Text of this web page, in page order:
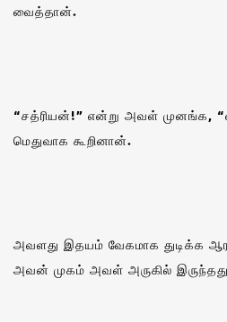
வைத்தான்.
“சத்ரியன்!” என்று அவள் முனங்க,
மெதுவாக கூறினான்.
அவளது இதயம் வேகமாக துடிக்க
அவன் முகம் அவள் அருகில்